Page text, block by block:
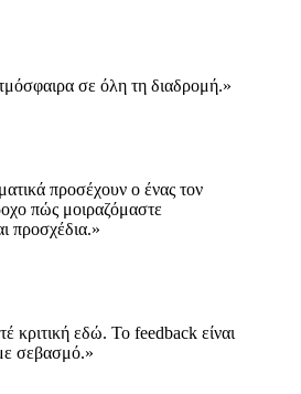
σε όλη τη διαδρομή.»
προσέχουν ο ένας τον
πώς μοιραζόμαστε
προσχέδια.»
κριτική εδώ. Το feedback είναι
σεβασμό.»